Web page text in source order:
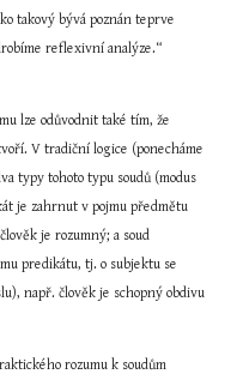
takový bývá poznán teprve
reflexivní analýze.“
lze odůvodnit také tím, že
V tradiční logice (ponecháme
typy tohoto typu soudů (modus
je zahrnut v pojmu předmětu
je rozumný; a soud
predikátu, tj. o subjektu se
např. člověk je schopný obdivu
rozumu k soudům